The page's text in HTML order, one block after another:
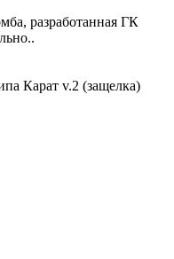
разработанная ГК
Карат v.2 (защелка)